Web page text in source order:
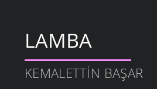
LAMBA
KEMALETTIN BAŞAR